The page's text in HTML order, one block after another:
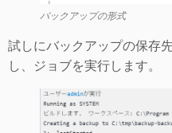
バックアップの形式
試しにバックアップの保存
し、ジョブを実行します。